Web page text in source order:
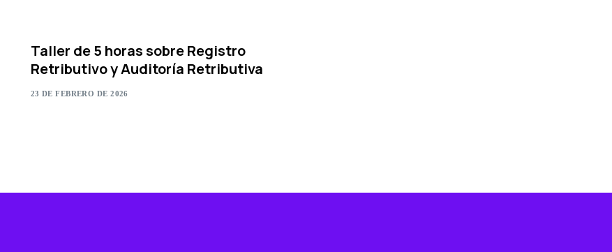
Taller de 5 horas sobre Registro
Retributivo y Auditoría Retributiva
23 DE FEBRERO DE 2026